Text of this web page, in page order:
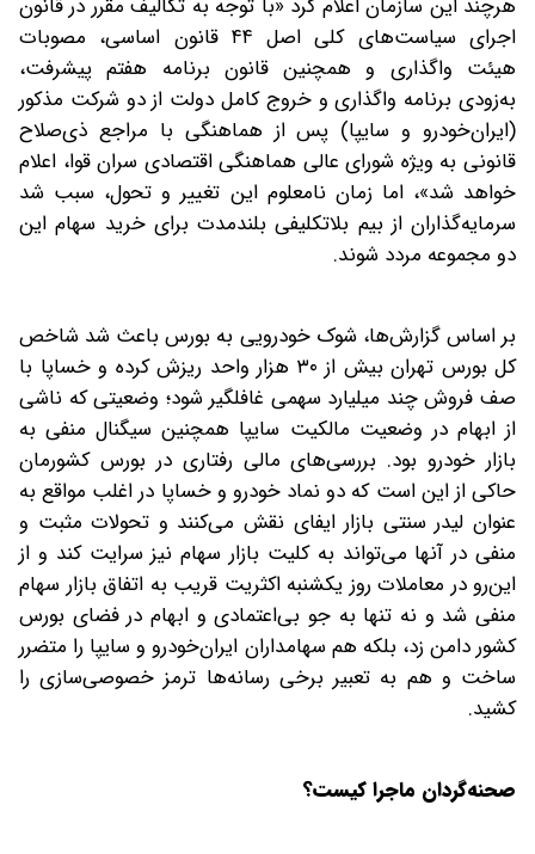
هرچند این سازمان اعلام کرد «با توجه به تکالیف مقرر در قانون
اجرای سیاست‌های کلی اصل ۴۴ قانون اساسی، مصوبات
هیئت واگذاری و همچنین قانون برنامه هفتم پیشرفت،
به‌زودی برنامه واگذاری و خروج کامل دولت از دو شرکت مذکور
(ایران‌خودرو و سایپا) پس از هماهنگی با مراجع ذی‌صلاح
قانونی به ویژه شورای عالی هماهنگی اقتصادی سران قوا، اعلام
خواهد شد»، اما زمان نامعلوم این تغییر و تحول، سبب شد
سرمایه‌گذاران از بیم بلاتکلیفی بلندمدت برای خرید سهام این
دو مجموعه مردد شوند.
بر اساس گزارش‌ها، شوک خودرویی به بورس باعث شد شاخص
کل بورس تهران بیش از ۳۰ هزار واحد ریزش کرده و خساپا با
صف فروش چند میلیارد سهمی غافلگیر شود؛ وضعیتی که ناشی
از ابهام در وضعیت مالکیت سایپا همچنین سیگنال منفی به
بازار خودرو بود. بررسی‌های مالی رفتاری در بورس کشورمان
حاکی از این است که دو نماد خودرو و خساپا در اغلب مواقع به
عنوان لیدر سنتی بازار ایفای نقش می‌کنند و تحولات مثبت و
منفی در آنها می‌تواند به کلیت بازار سهام نیز سرایت کند و از
این‌رو در معاملات روز یکشنبه اکثریت قریب به اتفاق بازار سهام
منفی شد و نه تنها به جو بی‌اعتمادی و ابهام در فضای بورس
کشور دامن زد، بلکه هم سهامداران ایران‌خودرو و سایپا را متضرر
ساخت و هم به تعبیر برخی رسانه‌ها ترمز خصوصی‌سازی را
کشید.
صحنه‌گردان ماجرا کیست؟